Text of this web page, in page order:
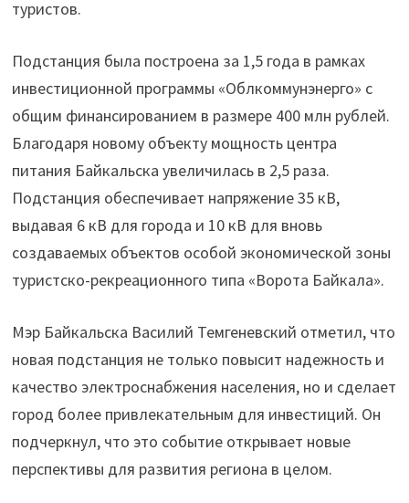
туристов.
Подстанция была построена за 1,5 года в рамках
инвестиционной программы «Облкоммунэнерго» с
общим финансированием в размере 400 млн рублей.
Благодаря новому объекту мощность центра
питания Байкальска увеличилась в 2,5 раза.
Подстанция обеспечивает напряжение 35 кВ,
выдавая 6 кВ для города и 10 кВ для вновь
создаваемых объектов особой экономической зоны
туристско-рекреационного типа «Ворота Байкала».
Мэр Байкальска Василий Темгеневский отметил, что
новая подстанция не только повысит надежность и
качество электроснабжения населения, но и сделает
город более привлекательным для инвестиций. Он
подчеркнул, что это событие открывает новые
перспективы для развития региона в целом.